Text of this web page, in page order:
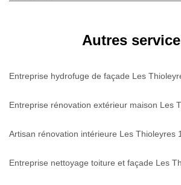
Autres
Entreprise hydrofuge de façade Les
Entreprise rénovation extérieur maison Les
Artisan rénovation intérieure Les Thioleyres
Entreprise nettoyage toiture et façade Les